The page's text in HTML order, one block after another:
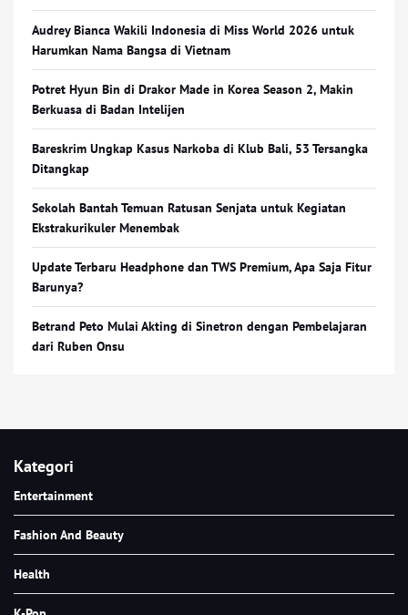
Audrey Bianca Wakili Indonesia di Miss World 2026 untuk
Harumkan Nama Bangsa di Vietnam
Potret Hyun Bin di Drakor Made in Korea Season 2, Makin
Berkuasa di Badan Intelijen
Bareskrim Ungkap Kasus Narkoba di Klub Bali, 53 Tersangka
Ditangkap
Sekolah Bantah Temuan Ratusan Senjata untuk Kegiatan
Ekstrakurikuler Menembak
Update Terbaru Headphone dan TWS Premium, Apa Saja Fitur
Barunya?
Betrand Peto Mulai Akting di Sinetron dengan Pembelajaran
dari Ruben Onsu
Kategori
Entertainment
Fashion And Beauty
Health